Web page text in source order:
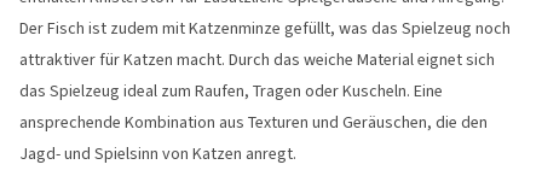
Der Fisch ist zudem mit Katzenminze gefüllt, was das Spielzeug noch
attraktiver für Katzen macht. Durch das weiche Material eignet sich
das Spielzeug ideal zum Raufen, Tragen oder Kuscheln. Eine
ansprechende Kombination aus Texturen und Geräuschen, die den
Jagd- und Spielsinn von Katzen anregt.